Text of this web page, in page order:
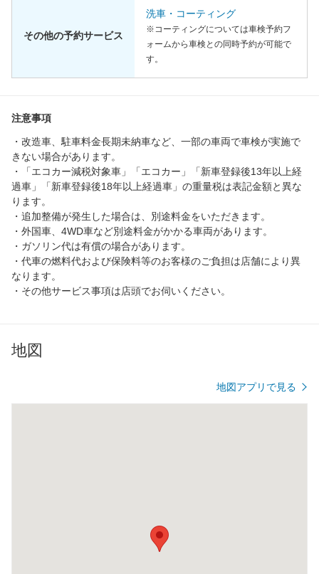
その他の予約サービス
洗車・コーティング
※コーティングについては車検予約フ
ォームから車検との同時予約が可能で
す。
注意事項
・改造車、駐車料金長期未納車など、一部の車両で車検が実施で
きない場合があります。
・「エコカー減税対象車」「エコカー」「新車登録後13年以上経
過車」「新車登録後18年以上経過車」の重量税は表記金額と異な
ります。
・追加整備が発生した場合は、別途料金をいただきます。
・外国車、4WD車など別途料金がかかる車両があります。
・ガソリン代は有償の場合があります。
・代車の燃料代および保険料等のお客様のご負担は店舗により異
なります。
・その他サービス事項は店頭でお伺いください。
地図
地図アプリで見る